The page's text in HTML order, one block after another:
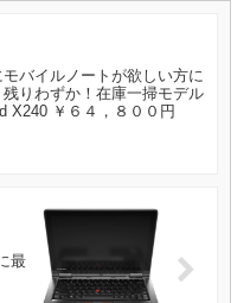
モバイルノートが欲しい方に
りわずか！在庫一掃モデル
X240 ￥６４，８００円
最